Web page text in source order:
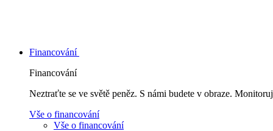
Financování
Financování
Neztraťte se ve světě peněz. S námi budete v obraze.
Vše o financování
Vše o financování